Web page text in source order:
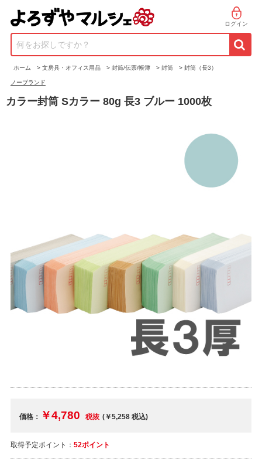
ログイン
何をお探しですか？
ホーム > 文房具・オフィス用品 > 封筒/伝票/帳簿 > 封筒 > 封筒（長3）
ノーブランド
カラー封筒 Sカラー 80g 長3 ブルー 1000枚
価格： ￥4,780 税抜 (￥5,258税込)
取得予定ポイント： 52ポイント